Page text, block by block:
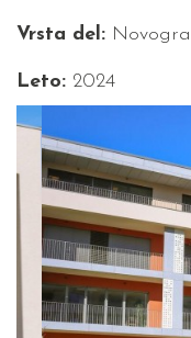
Vrsta del:
Leto: 2024